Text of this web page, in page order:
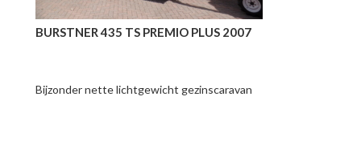
BURSTNER 435 TS PREMIO PLUS 2007
Bijzonder nette lichtgewicht gezinscaravan